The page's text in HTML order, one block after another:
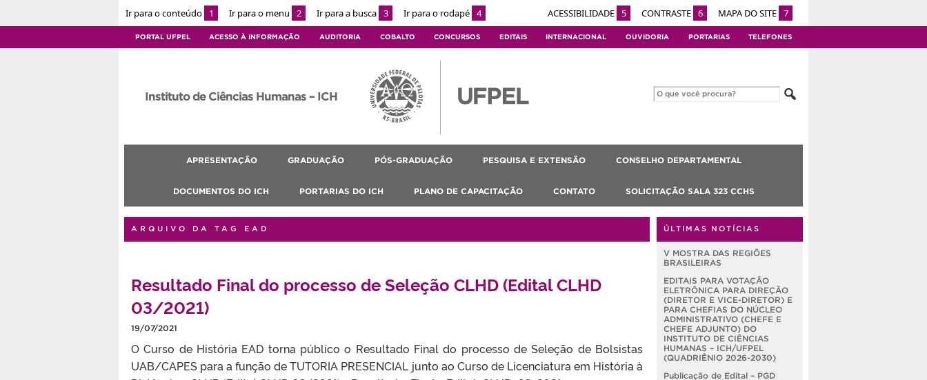
Ir para o conteúdo 1 Ir para o menu 2 Ir para a busca 3 Ir para o rodapé 4 ACESSIBILIDADE 5 CONTRASTE 6 MAPA DO SITE 7
PORTAL UFPEL ACESSO À INFORMAÇÃO AUDITORIA COBALTO CONCURSOS EDITAIS INTERNACIONAL OUVIDORIA PORTARIAS TELEFONES
Instituto de Ciências Humanas – ICH
APRESENTAÇÃO GRADUAÇÃO PÓS-GRADUAÇÃO PESQUISA E EXTENSÃO CONSELHO DEPARTAMENTAL
DOCUMENTOS DO ICH PORTARIAS DO ICH PLANO DE CAPACITAÇÃO CONTATO SOLICITAÇÃO SALA 323 CCHS
ARQUIVO DA TAG EAD
Resultado Final do processo de Seleção CLHD (Edital CLHD
03/2021)
19/07/2021
O Curso de História EAD torna público o Resultado Final do processo de Seleção de Bolsistas
UAB/CAPES para a função de TUTORIA PRESENCIAL junto ao Curso de Licenciatura em História à
ÚLTIMAS NOTÍCIAS
V MOSTRA DAS REGIÕES
BRASILEIRAS
EDITAIS PARA VOTAÇÃO
ELETRÔNICA PARA DIREÇÃO
(DIRETOR E VICE-DIRETOR) E
PARA CHEFIAS DO NÚCLEO
ADMINISTRATIVO (CHEFE E
CHEFE ADJUNTO) DO
INSTITUTO DE CIÊNCIAS
HUMANAS – ICH/UFPEL
(QUADRIÊNIO 2026-2030)
Publicação de Edital – PGD